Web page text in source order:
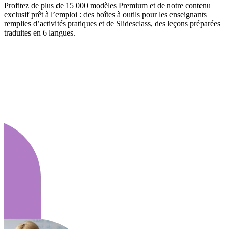
Profitez de plus de 15 000 modèles Premium et de notre contenu
exclusif prêt à l’emploi : des boîtes à outils pour les enseignants
remplies d’activités pratiques et de Slidesclass, des leçons préparées
traduites en 6 langues.